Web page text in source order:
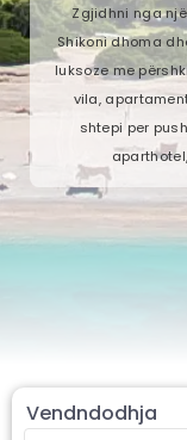
Zgjidhni nga
Shikoni dhoma
luksoze me
vila,
shtepi per
Vendndodhja